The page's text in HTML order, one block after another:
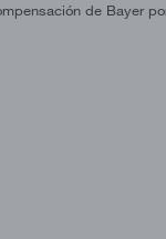
de Bayer